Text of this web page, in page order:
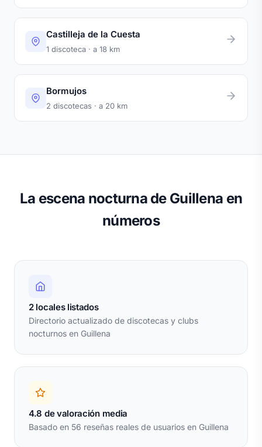
Castilleja de la Cuesta
1 discoteca · a 18 km
Bormujos
2 discotecas · a 20 km
La escena nocturna de Guillena en
números
2 locales listados
Directorio actualizado de discotecas y clubs
nocturnos en Guillena
4.8 de valoración media
Basado en 56 reseñas reales de usuarios en Guillena